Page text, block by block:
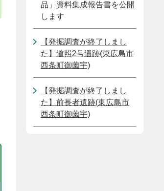
品」資料集成報告書を公開
します
【発掘調査が終了しまし
た】道照2号遺跡(東広島市
西条町御薗宇)
【発掘調査が終了しまし
た】前長者遺跡(東広島市
西条町御薗宇)